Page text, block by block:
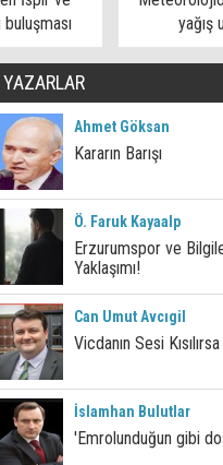
yağış
YAZARLAR
Ahmet Göksan
Kararın Barışı
Ö. Faruk Kayaalp
Erzurumspor ve
Yaklaşımı!
Can Umut Avcıgil
Vicdanın Sesi Kısılırsa
İslamhan Bulutlar
'Emrolunduğun gibi